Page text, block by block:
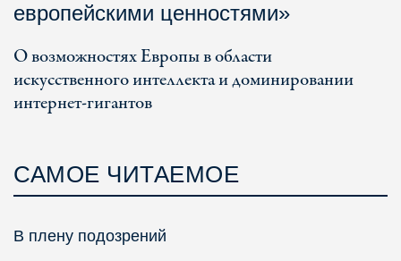
европейскими ценностями»
О возможностях Европы в области
искусственного интеллекта и доминировании
интернет-гигантов
САМОЕ ЧИТАЕМОЕ
В плену подозрений